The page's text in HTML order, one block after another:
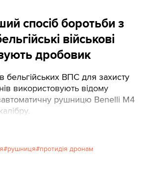
спосіб боротьби з
військові
дробовик
бельгійських ВПС для захисту
використовують відому
рушницю Benelli M4
рушниця протидія дронам